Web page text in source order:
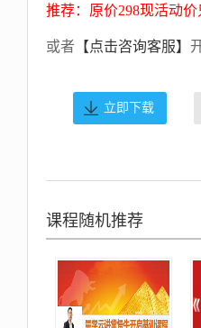
推荐：原价298现活动价
或者 【点击咨询客服】
立即下载
课程随机推荐